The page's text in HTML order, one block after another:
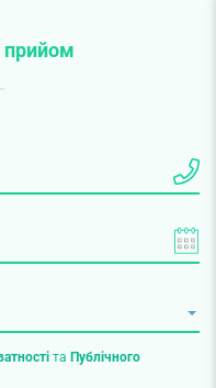
прийом
та Публічного